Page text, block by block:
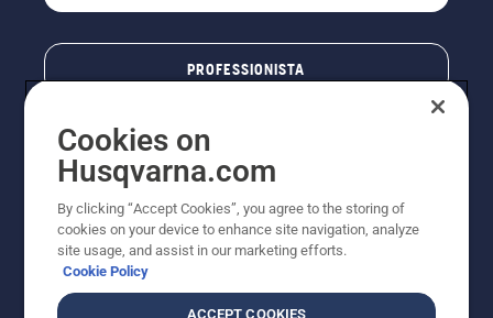
PROFESSIONISTA
© Husqvarna AB (publ). Tutti i diritti riservati. I prezzi
Cookies on
Husqvarna.com
By clicking “Accept Cookies”, you agree to the storing of
cookies on your device to enhance site navigation, analyze
site usage, and assist in our marketing efforts.
Cookie Policy
ACCEPT COOKIES